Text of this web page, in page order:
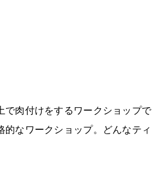
で肉付けをするワークショップで
なワークショップ。どんなティ